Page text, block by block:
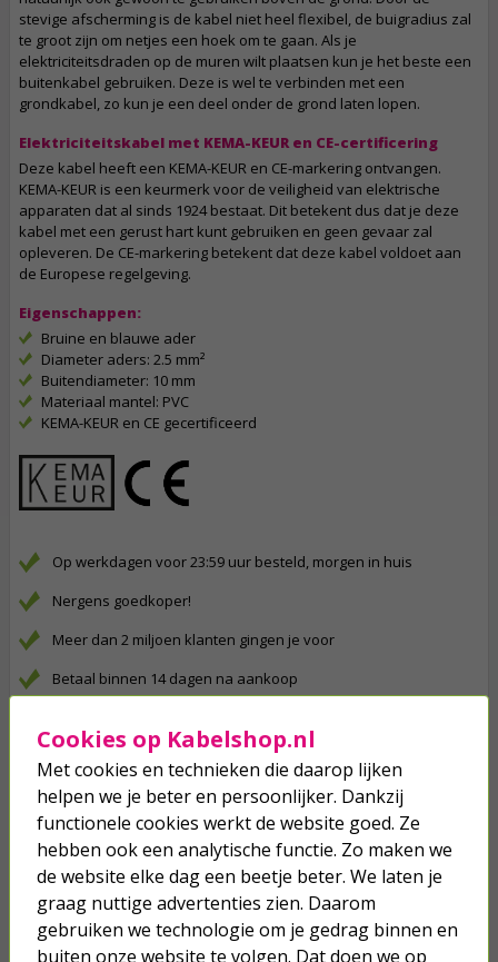
stevige afscherming is de kabel niet heel flexibel, de buigradius zal
te groot zijn om netjes een hoek om te gaan. Als je
elektriciteitsdraden op de muren wilt plaatsen kun je het beste een
buitenkabel gebruiken. Deze is wel te verbinden met een
grondkabel, zo kun je een deel onder de grond laten lopen.
Elektriciteitskabel met KEMA-KEUR en CE-certificering
Deze kabel heeft een KEMA-KEUR en CE-markering ontvangen.
KEMA-KEUR is een keurmerk voor de veiligheid van elektrische
apparaten dat al sinds 1924 bestaat. Dit betekent dus dat je deze
kabel met een gerust hart kunt gebruiken en geen gevaar zal
opleveren. De CE-markering betekent dat deze kabel voldoet aan
de Europese regelgeving.
Eigenschappen:
Bruine en blauwe ader
Diameter aders: 2.5 mm²
Buitendiameter: 10 mm
Materiaal mantel: PVC
KEMA-KEUR en CE gecertificeerd
Op werkdagen voor 23:59 uur besteld, morgen in huis
Nergens goedkoper!
Meer dan 2 miljoen klanten gingen je voor
Betaal binnen 14 dagen na aankoop
Al 4 keer verkozen tot beste webwinkel
Anderen kochten ook...
Stopcontact voor buiten | PEHA |
M20 (Dubbel, Verticaal, Randaarde,
Grijs)
17,95
Cookies op Kabelshop.nl
Met cookies en technieken die daarop lijken
helpen we je beter en persoonlijker. Dankzij
functionele cookies werkt de website goed. Ze
hebben ook een analytische functie. Zo maken we
de website elke dag een beetje beter. We laten je
graag nuttige advertenties zien. Daarom
gebruiken we technologie om je gedrag binnen en
buiten onze website te volgen. Dat doen we op